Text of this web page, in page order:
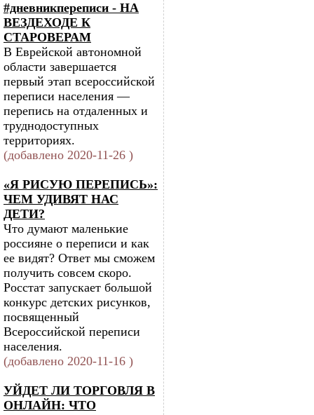
#дневникпереписи - НА
ВЕЗДЕХОДЕ К
СТАРОВЕРАМ
В Еврейской автономной
области завершается
первый этап всероссийской
переписи населения —
перепись на отдаленных и
труднодоступных
территориях.
(добавлено 2020-11-26 )
«Я РИСУЮ ПЕРЕПИСЬ»:
ЧЕМ УДИВЯТ НАС
ДЕТИ?
Что думают маленькие
россияне о переписи и как
ее видят? Ответ мы сможем
получить совсем скоро.
Росстат запускает большой
конкурс детских рисунков,
посвященный
Всероссийской переписи
населения.
(добавлено 2020-11-16 )
УЙДЕТ ЛИ ТОРГОВЛЯ В
ОНЛАЙН: ЧТО